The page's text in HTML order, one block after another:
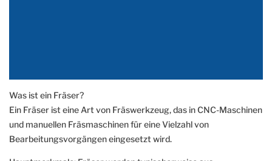
Was ist ein Fräser?
Ein Fräser ist eine Art von Fräswerkzeug, das in CNC-Maschinen
und manuellen Fräsmaschinen für eine Vielzahl von
Bearbeitungsvorgängen eingesetzt wird.